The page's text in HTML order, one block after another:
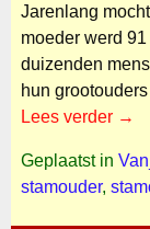
Jarenlang
moeder werd
duizenden
hun grootouders
Lees verder →
Geplaatst in
stamouder,